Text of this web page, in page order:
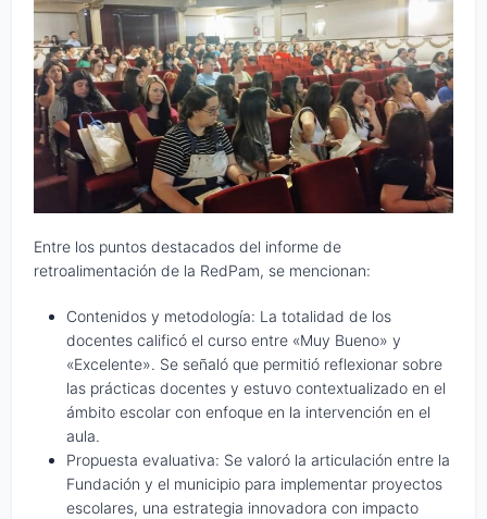
Entre los puntos destacados del informe de
retroalimentación de la RedPam, se mencionan:
Contenidos y metodología: La totalidad de los
docentes calificó el curso entre «Muy Bueno» y
«Excelente». Se señaló que permitió reflexionar sobre
las prácticas docentes y estuvo contextualizado en el
ámbito escolar con enfoque en la intervención en el
aula.
Propuesta evaluativa: Se valoró la articulación entre la
Fundación y el municipio para implementar proyectos
escolares, una estrategia innovadora con impacto